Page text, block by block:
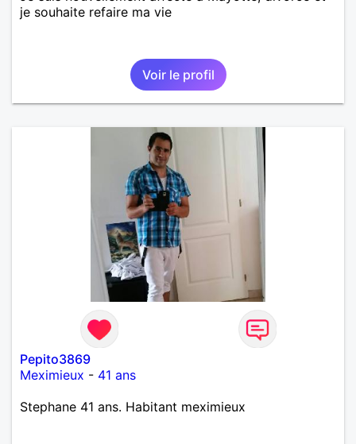
je souhaite refaire ma vie
Voir le profil
Pepito3869
Meximieux - 41 ans
Stephane 41 ans. Habitant meximieux